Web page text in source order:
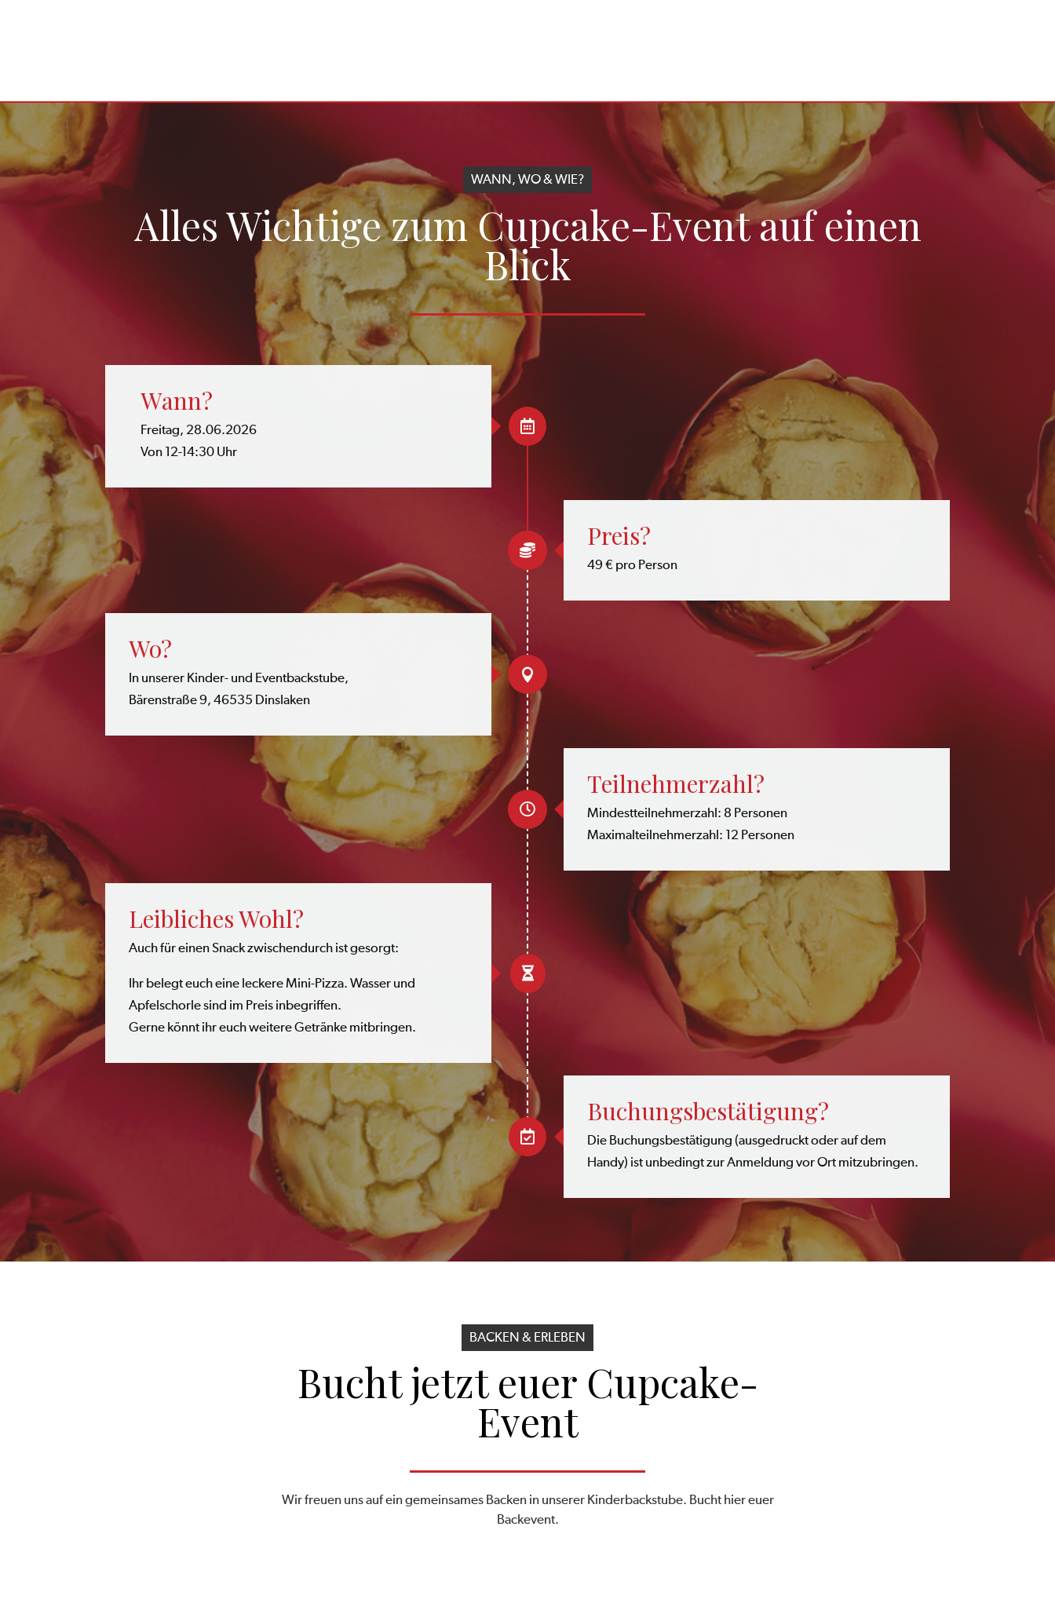
WANN, WO & WIE?
Alles Wichtige zum Cupcake-Event auf einen
Blick

Wann?
Freitag, 28.06.2026
Von 12-14:30 Uhr
 Preis?
49 € pro Person

Wo?
In unserer Kinder- und Eventbackstube,
Bärenstraße 9, 46535 Dinslaken

Teilnehmer­zahl?
Mindestteilnehmerzahl: 8 Personen
Maximalteilnehmerzahl: 12 Personen

Leibliches Wohl?
Auch für einen Snack zwischendurch ist gesorgt:
Ihr belegt euch eine leckere Mini-Pizza. Wasser und
Apfelschorle sind im Preis inbegriffen.
Gerne könnt ihr euch weitere Getränke mitbringen.

Buchungs­bestätigung?
Die Buchungsbestätigung (ausgedruckt oder auf dem
Handy) ist unbedingt zur Anmeldung vor Ort mitzubringen.
BACKEN & ERLEBEN
Bucht jetzt euer Cupcake-
Event
Wir freuen uns auf ein gemeinsames Backen in unserer Kinderbackstube. Bucht hier euer
Backevent.